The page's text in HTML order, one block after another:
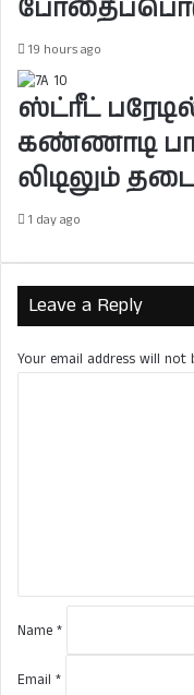
ர்
கு
ர
ல்
19 hours ago
ஸ்ட்ரீட் பரேடில்
கண்ணாடி
லிடிலும்
1 day ago
Leave a Reply
Your email address will not
Name *
Email *